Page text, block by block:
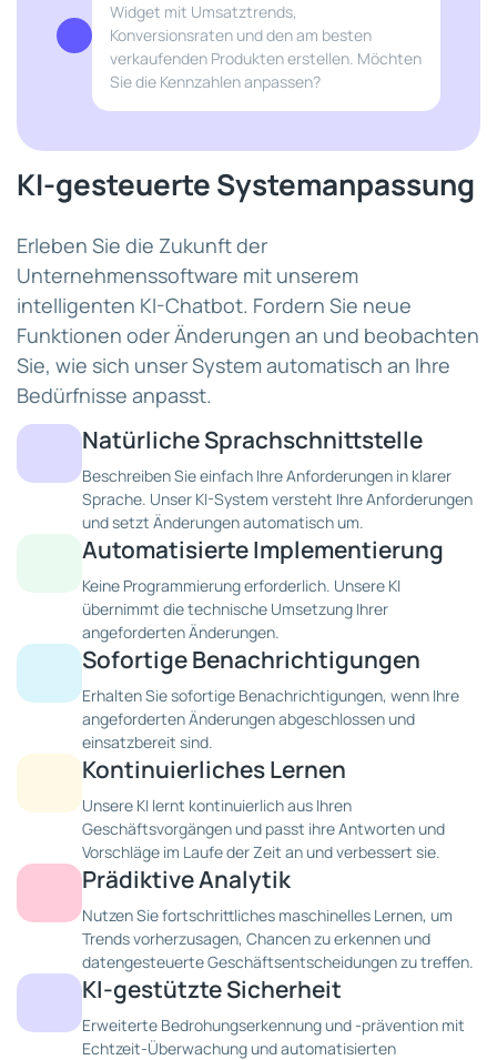
Widget mit Umsatztrends,
Konversionsraten und den am besten
verkaufenden Produkten erstellen. Möchten
Sie die Kennzahlen anpassen?
KI-gesteuerte Systemanpassung
Erleben Sie die Zukunft der
Unternehmenssoftware mit unserem
intelligenten KI-Chatbot. Fordern Sie neue
Funktionen oder Änderungen an und beobachten
Sie, wie sich unser System automatisch an Ihre
Bedürfnisse anpasst.
Natürliche Sprachschnittstelle
Beschreiben Sie einfach Ihre Anforderungen in klarer
Sprache. Unser KI-System versteht Ihre Anforderungen
und setzt Änderungen automatisch um.
Automatisierte Implementierung
Keine Programmierung erforderlich. Unsere KI
übernimmt die technische Umsetzung Ihrer
angeforderten Änderungen.
Sofortige Benachrichtigungen
Erhalten Sie sofortige Benachrichtigungen, wenn Ihre
angeforderten Änderungen abgeschlossen und
einsatzbereit sind.
Kontinuierliches Lernen
Unsere KI lernt kontinuierlich aus Ihren
Geschäftsvorgängen und passt ihre Antworten und
Vorschläge im Laufe der Zeit an und verbessert sie.
Prädiktive Analytik
Nutzen Sie fortschrittliches maschinelles Lernen, um
Trends vorherzusagen, Chancen zu erkennen und
datengesteuerte Geschäftsentscheidungen zu treffen.
KI-gestützte Sicherheit
Erweiterte Bedrohungserkennung und -prävention mit
Echtzeit-Überwachung und automatisierten